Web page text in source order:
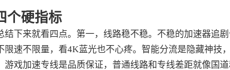
个硬指标
下来就看四点。第一，线路稳不稳。不稳的加速器追剧
限速不限量，看4K蓝光也不心疼。智能分流是隐藏神技
戏加速专线是品质保证，普通线路和专线差距就像国道